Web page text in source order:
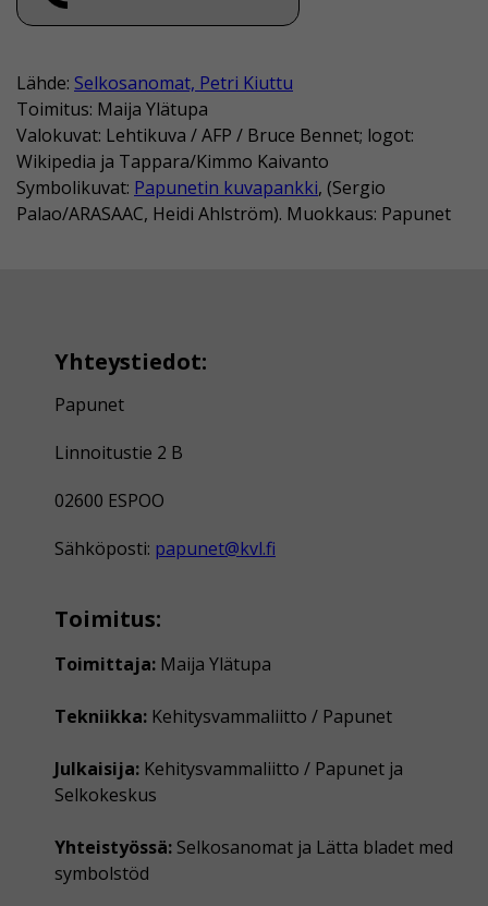
Lähde: Selkosanomat, Petri Kiuttu
Toimitus: Maija Ylätupa
Valokuvat: Lehtikuva / AFP / Bruce Bennet; logot:
Wikipedia ja Tappara/Kimmo Kaivanto
Symbolikuvat: Papunetin kuvapankki, (Sergio
Palao/ARASAAC, Heidi Ahlström). Muokkaus: Papunet
Yhteystiedot:
Papunet
Linnoitustie 2 B
02600 ESPOO
Sähköposti: papunet@kvl.fi
Toimitus:
Toimittaja: Maija Ylätupa
Tekniikka: Kehitysvammaliitto / Papunet
Julkaisija: Kehitysvammaliitto / Papunet ja
Selkokeskus
Yhteistyössä: Selkosanomat ja Lätta bladet med
symbolstöd